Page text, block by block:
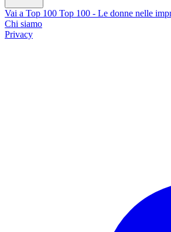
Vai a Top 100 Top 100 - Le donne nelle
Chi siamo
Privacy